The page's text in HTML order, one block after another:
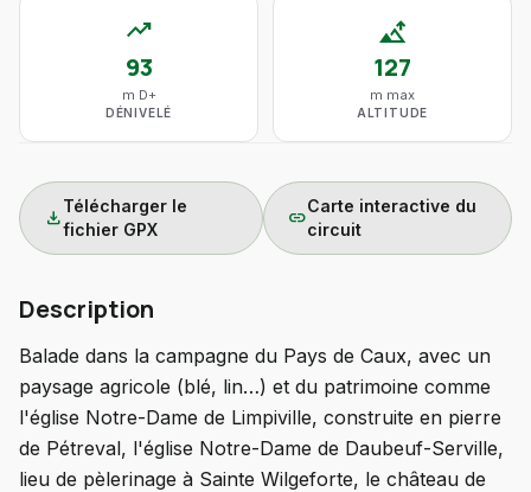
trending_up
93
m D+
DÉNIVELÉ
altitude
127
m max
ALTITUDE
download
Télécharger le
fichier GPX
link
Carte interactive du
circuit
Description
Balade dans la campagne du Pays de Caux, avec un
paysage agricole (blé, lin…) et du patrimoine comme
l'église Notre-Dame de Limpiville, construite en pierre
de Pétreval, l'église Notre-Dame de Daubeuf-Serville,
lieu de pèlerinage à Sainte Wilgeforte, le château de